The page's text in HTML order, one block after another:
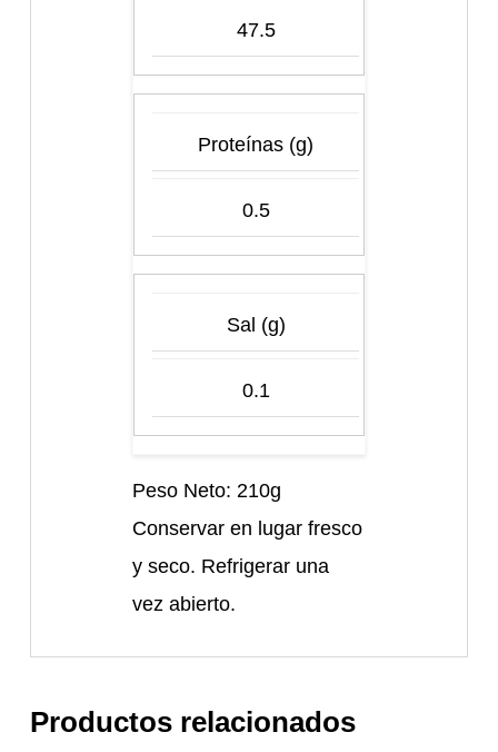
47.5
Proteínas (g)
0.5
Sal (g)
0.1
Peso Neto: 210g
Conservar en lugar fresco
y seco. Refrigerar una
vez abierto.
Productos relacionados